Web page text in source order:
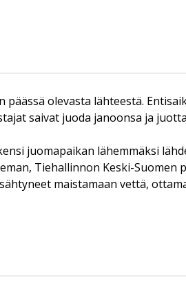
olevasta lähteestä.
saivat juoda janoonsa ja
juomapaikan lähemmäksi
Tiehallinnon Keski-Suomen
maistamaan vettä,